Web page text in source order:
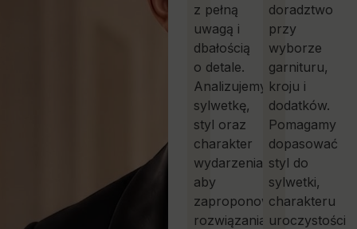
z pełną
uwagą i
dbałością
o detale.
Analizujemy
sylwetkę,
styl oraz
charakter
wydarzenia,
aby
zaproponować
rozwiązania
doradztwo
przy
wyborze
garnituru,
kroju i
dodatków.
Pomagamy
dopasować
styl do
sylwetki,
charakteru
uroczystości